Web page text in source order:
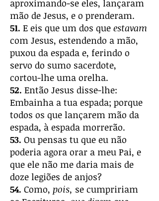
aproximando-se eles, lançaram
mão de Jesus, e o prenderam.
51. E eis que um dos que estavam
com Jesus, estendendo a mão,
puxou da espada e, ferindo o
servo do sumo sacerdote,
cortou-lhe uma orelha.
52. Então Jesus disse-lhe:
Embainha a tua espada; porque
todos os que lançarem mão da
espada, à espada morrerão.
53. Ou pensas tu que eu não
poderia agora orar a meu Pai, e
que ele não me daria mais de
doze legiões de anjos?
54. Como, pois, se cumpririam